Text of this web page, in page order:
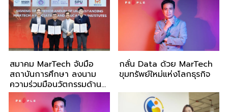
สมาคม MarTech จับมือ
สถาบันการศึกษา ลงนาม
ความร่วมมือนวัตกรรมด้าน
การตลาด เพิ่มโอกาสทาง
ธุรกิจไทย
กลั่น Data ด้วย MarTech
ขุมทรัพย์ใหม่แห่งโลกธุรกิจ